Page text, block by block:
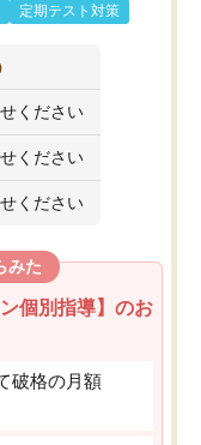
定期テスト対策
ください
ください
ください
みた
個別指導】のお
破格の月額